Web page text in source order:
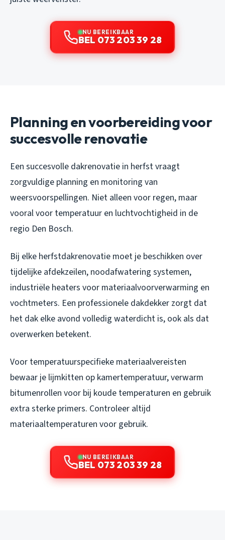
NU BEREIKBAAR
BEL 073 203 39 28
Planning en voorbereiding voor
succesvolle renovatie
Een succesvolle dakrenovatie in herfst vraagt
zorgvuldige planning en monitoring van
weersvoorspellingen. Niet alleen voor regen, maar
vooral voor temperatuur en luchtvochtigheid in de
regio Den Bosch.
Bij elke herfstdakrenovatie moet je beschikken over
tijdelijke afdekzeilen, noodafwatering systemen,
industriële heaters voor materiaalvoorverwarming en
vochtmeters. Een professionele dakdekker zorgt dat
het dak elke avond volledig waterdicht is, ook als dat
overwerken betekent.
Voor temperatuurspecifieke materiaalvereisten
bewaar je lijmkitten op kamertemperatuur, verwarm
bitumenrollen voor bij koude temperaturen en gebruik
extra sterke primers. Controleer altijd
materiaaltemperaturen voor gebruik.
NU BEREIKBAAR
BEL 073 203 39 28